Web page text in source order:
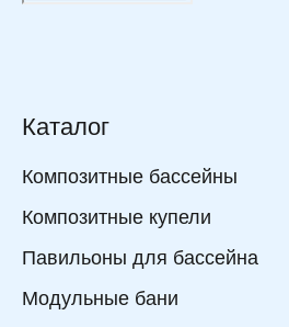
Каталог
Композитные бассейны
Композитные купели
Павильоны для бассейна
Модульные бани